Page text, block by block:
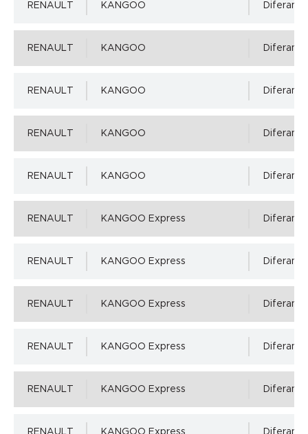
RENAULT KANGOO
RENAULT KANGOO
RENAULT KANGOO
RENAULT KANGOO
RENAULT KANGOO
RENAULT KANGOO Express
RENAULT KANGOO Express
RENAULT KANGOO Express
RENAULT KANGOO Express
RENAULT KANGOO Express
RENAULT KANGOO Express